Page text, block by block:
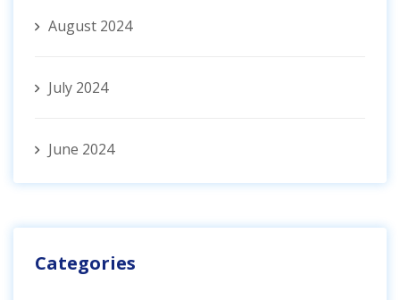
August 2024
July 2024
June 2024
Categories